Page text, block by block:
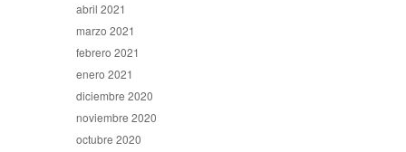
abril 2021
marzo 2021
febrero 2021
enero 2021
diciembre 2020
noviembre 2020
octubre 2020